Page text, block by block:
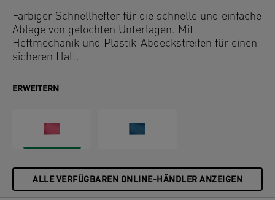
Farbiger Schnellhefter für die schnelle und einfache
Ablage von gelochten Unterlagen. Mit
Heftmechanik und Plastik-Abdeckstreifen für einen
sicheren Halt.
ERWEITERN
ALLE VERFÜGBAREN ONLINE-HÄNDLER ANZEIGEN